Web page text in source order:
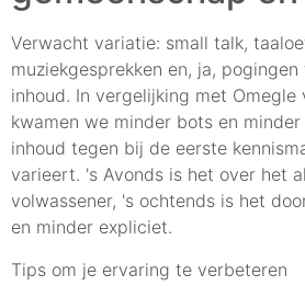
Verwacht variatie: small talk,
muziekgesprekken en, ja,
inhoud. In vergelijking met Omegle
kwamen we minder bots en
inhoud tegen bij de eerste
varieert. 's Avonds is het over het
volwassener, 's ochtends is het
en minder expliciet.
Tips om je ervaring te verbeteren